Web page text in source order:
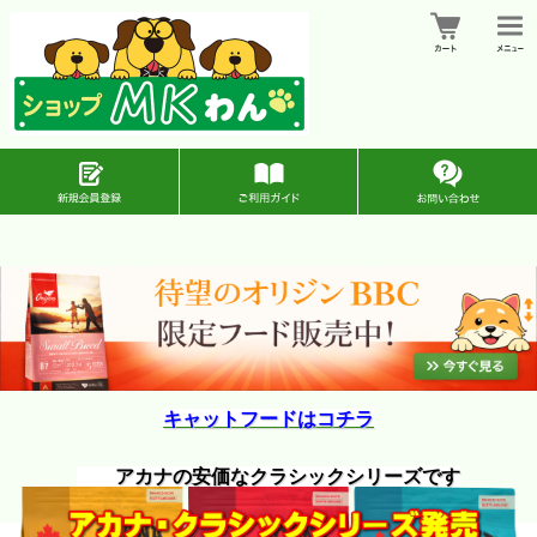
キャットフードはコチラ
アカナの安価なクラシックシリーズです